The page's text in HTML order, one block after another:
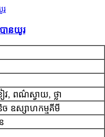
ានយូរ
វ, ពណ៌ស្វាយ, ថ្លា
និច ឧស្សាហកម្មគីមី